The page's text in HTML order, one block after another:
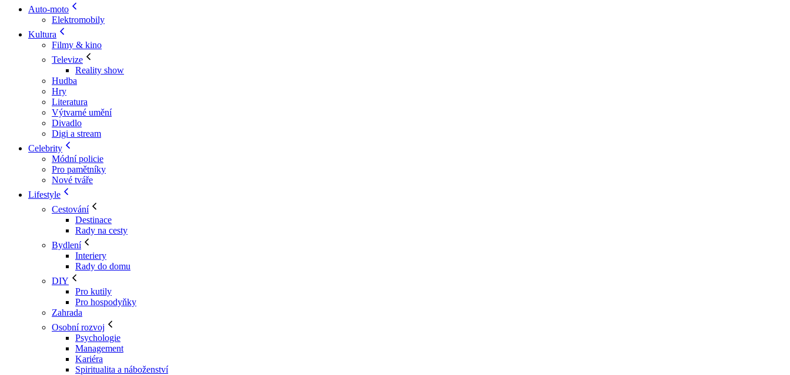
Auto-moto
Elektromobily
Kultura
Filmy & kino
Televize
Reality show
Hudba
Hry
Literatura
Výtvarné umění
Divadlo
Digi a stream
Celebrity
Módní policie
Pro pamětníky
Nové tváře
Lifestyle
Cestování
Destinace
Rady na cesty
Bydlení
Interiery
Rady do domu
DIY
Pro kutily
Pro hospodyňky
Zahrada
Osobní rozvoj
Psychologie
Management
Kariéra
Spiritualita a náboženství